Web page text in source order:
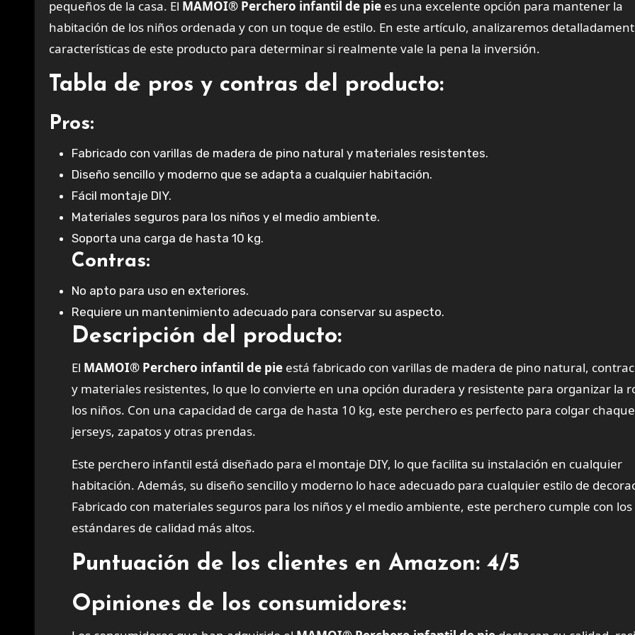
pequeños de la casa. El MAMOI® Perchero infantil de pie es una excelente opción para mantener la
habitación de los niños ordenada y con un toque de estilo. En este artículo, analizaremos
características de este producto para determinar si realmente vale la pena la inversión.
Tabla de pros y contras del producto:
Pros:
Fabricado con varillas de madera de pino natural y materiales resistentes.
Diseño sencillo y moderno que se adapta a cualquier habitación.
Fácil montaje DIY.
Materiales seguros para los niños y el medio ambiente.
Soporta una carga de hasta 10 kg.
Contras:
No apto para uso en exteriores.
Requiere un mantenimiento adecuado para conservar su aspecto.
Descripción del producto:
El MAMOI® Perchero infantil de pie está fabricado con varillas de madera de pino natural,
y materiales resistentes, lo que lo convierte en una opción duradera y resistente para organizar la
los niños. Con una capacidad de carga de hasta 10 kg, este perchero es perfecto para colgar
jerseys, zapatos y otras prendas.
Este perchero infantil está diseñado para el montaje DIY, lo que facilita su instalación en cualquier
habitación. Además, su diseño sencillo y moderno lo hace adecuado para cualquier estilo de
Fabricado con materiales seguros para los niños y el medio ambiente, este perchero cumple con los
estándares de calidad más altos.
Puntuación de los clientes en Amazon: 4/5
Opiniones de los consumidores: